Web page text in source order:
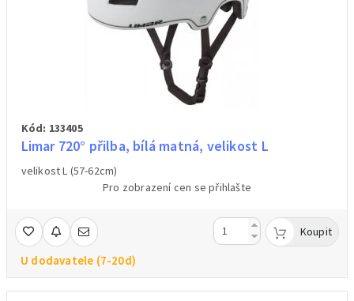
Kód: 133405
Limar 720° přilba, bílá matná, velikost L
velikost L (57-62cm)
Pro zobrazení cen se přihlašte
U dodavatele (7-20d)
Koupit